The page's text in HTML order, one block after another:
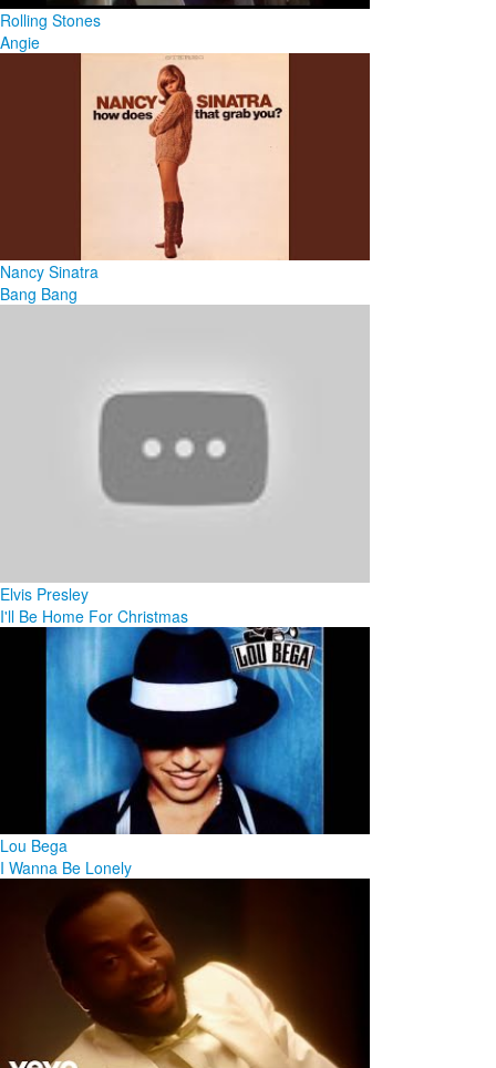
Rolling Stones
Angie
Nancy Sinatra
Bang Bang
Elvis Presley
I'll Be Home For Christmas
Lou Bega
I Wanna Be Lonely